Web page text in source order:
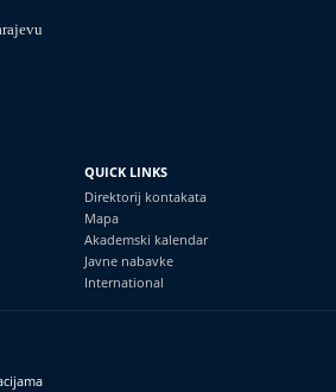
QUICK LINKS
Direktorij kontakata
Mapa
Akademski kalendar
Javne nabavke
International